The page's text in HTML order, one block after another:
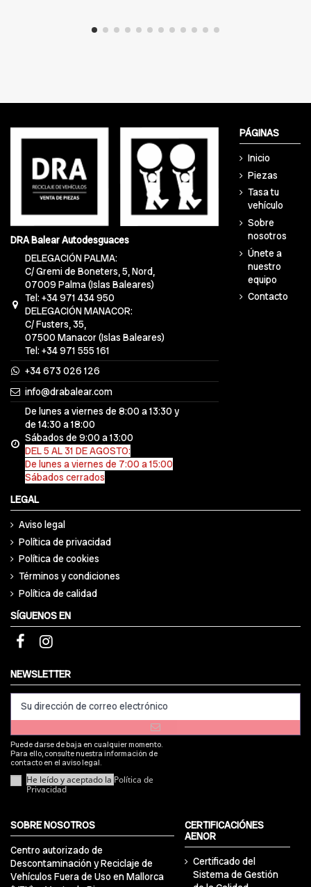
DRA Balear Autodesguaces
DELEGACIÓN PALMA:
C/ Gremi de Boneters, 5, Nord,
07009 Palma (Islas Baleares)
Tel: +34 971 434 950
DELEGACIÓN MANACOR:
C/ Fusters, 35,
07500 Manacor (Islas Baleares)
Tel: +34 971 555 161
+34 673 026 126
info@drabalear.com
De lunes a viernes de 8:00 a 13:30 y
de 14:30 a 18:00
Sábados de 9:00 a 13:00
DEL 5 AL 31 DE AGOSTO:
De lunes a viernes de 7:00 a 15:00
Sábados cerrados
PÁGINAS
Inicio
Piezas
Tasa tu
vehículo
Sobre
nosotros
Únete a
nuestro
equipo
Contacto
LEGAL
Aviso legal
Política de privacidad
Política de cookies
Términos y condiciones
Política de calidad
SÍGUENOS EN
NEWSLETTER
Puede darse de baja en cualquier momento.
Para ello, consulte nuestra información de
contacto en el aviso legal.
He leído y aceptado la Política de
Privacidad
SOBRE NOSOTROS
Centro autorizado de
Descontaminación y Reciclaje de
Vehículos Fuera de Uso en Mallorca
CERTIFICACIÓNES
AENOR
Certificado del
Sistema de Gestión